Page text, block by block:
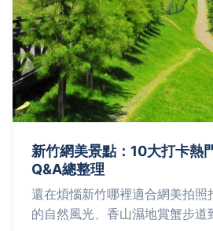
新竹網美景點：10大打卡熱
Q&A總整理
還在煩惱新竹哪裡適合網美拍照
的自然風光、香山濕地賞蟹步道